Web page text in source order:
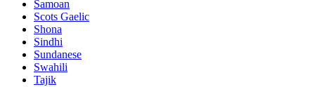
Samoan
Scots Gaelic
Shona
Sindhi
Sundanese
Swahili
Tajik